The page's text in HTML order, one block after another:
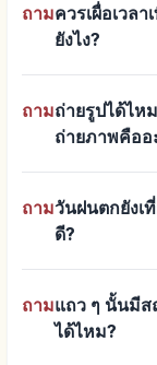
ถามควรเผื่อเวล
ยังไง?
ถามถ่ายรูปได้ไห
ถ่ายภาพคืออ
ถามวันฝนตกยังเ
ดี?
ถามแถว ๆ นั้นมีส
ได้ไหม?